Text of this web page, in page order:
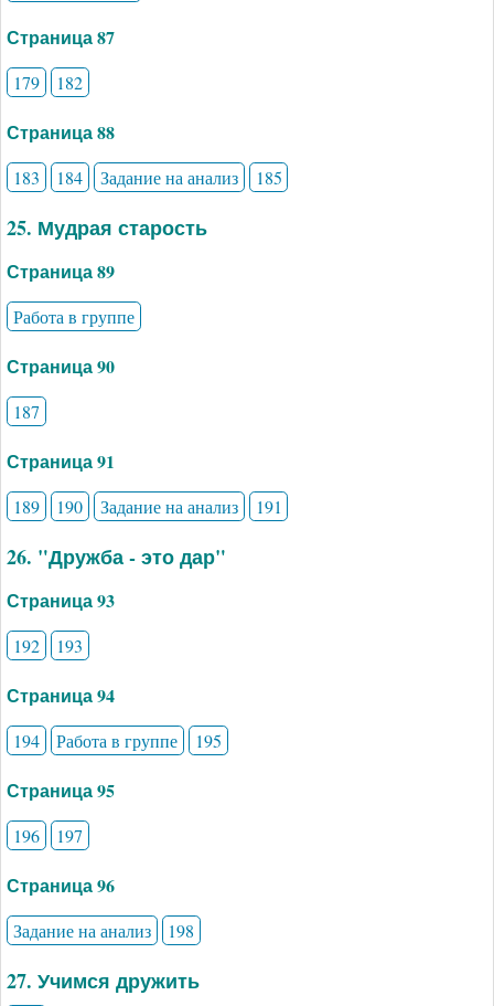
Страница 87
179 182
Страница 88
183 184 Задание на анализ 185
25. Мудрая старость
Страница 89
Работа в группе
Страница 90
187
Страница 91
189 190 Задание на анализ 191
26. "Дружба - это дар"
Страница 93
192 193
Страница 94
194 Работа в группе 195
Страница 95
196 197
Страница 96
Задание на анализ 198
27. Учимся дружить